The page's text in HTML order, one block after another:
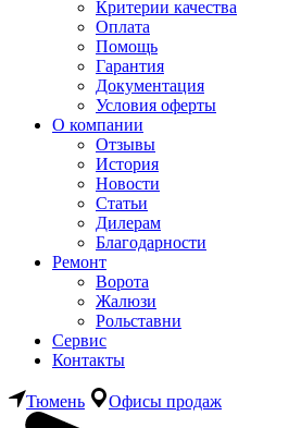
Критерии качества
Оплата
Помощь
Гарантия
Документация
Условия оферты
О компании
Отзывы
История
Новости
Статьи
Дилерам
Благодарности
Ремонт
Ворота
Жалюзи
Рольставни
Сервис
Контакты
Тюмень Офисы продаж